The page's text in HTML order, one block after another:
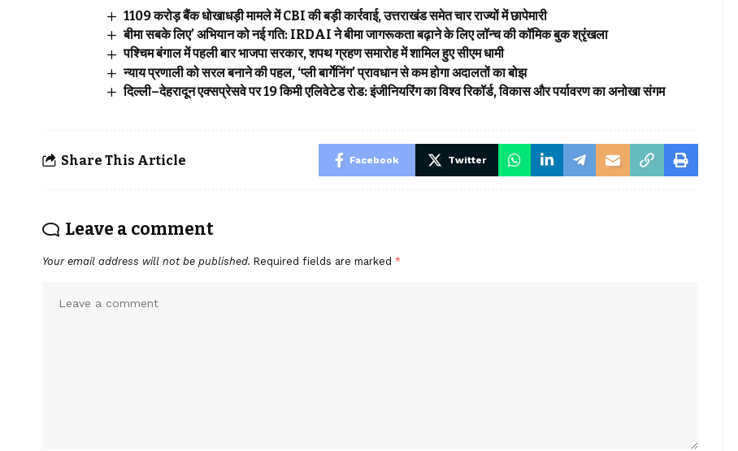
₹1109 करोड़ बैंक धोखाधड़ी मामले में CBI की बड़ी कार्रवाई, उत्तराखंड समेत चार राज्यों में छापेमारी
बीमा सबके लिए’ अभियान को नई गति: IRDAI ने बीमा जागरूकता बढ़ाने के लिए लॉन्च की कॉमिक बुक श्रृंखला
पश्चिम बंगाल में पहली बार भाजपा सरकार, शपथ ग्रहण समारोह में शामिल हुए सीएम धामी
न्याय प्रणाली को सरल बनाने की पहल, ‘प्ली बार्गेनिंग’ प्रावधान से कम होगा अदालतों का बोझ
दिल्ली–देहरादून एक्सप्रेसवे पर 19 किमी एलिवेटेड रोड: इंजीनियरिंग का विश्व रिकॉर्ड, विकास और पर्यावरण का अनोखा संगम
Share This Article Facebook Twitter
Leave a comment
Your email address will not be published. Required fields are marked *